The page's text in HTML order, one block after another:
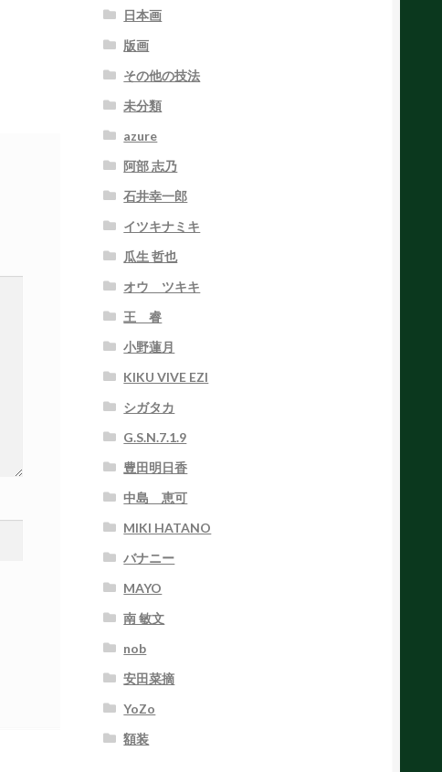
日本画
版画
その他の技法
未分類
azure
阿部 志乃
石井幸一郎
イツキナミキ
瓜生 哲也
オウ ツキキ
王 睿
小野蓮月
KIKU VIVE EZI
シガタカ
G.S.N.7.1.9
豊田明日香
中島 恵可
MIKI HATANO
バナニー
MAYO
南 敏文
nob
安田菜摘
YoZo
額装